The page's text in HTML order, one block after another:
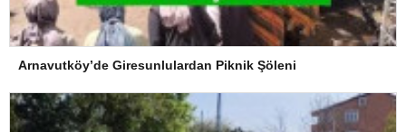
Arnavutköy’de Giresunlulardan Piknik Şöleni